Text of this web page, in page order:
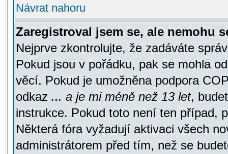
Návrat nahoru
Zaregistroval jsem se, ale nemohu
Nejprve zkontrolujte, že zadáváte
Pokud jsou v pořádku, pak se mohla
věcí. Pokud je umožněna podpora
odkaz ... a je mi méně než 13 let,
instrukce. Pokud toto není ten případ,
Některá fóra vyžadují aktivaci všech
administrátorem před tím, než se